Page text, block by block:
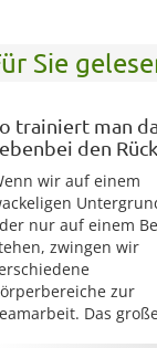
Sie
trainiert man
den
wir auf einem
nur auf einem
zwingen wir
zur
Das